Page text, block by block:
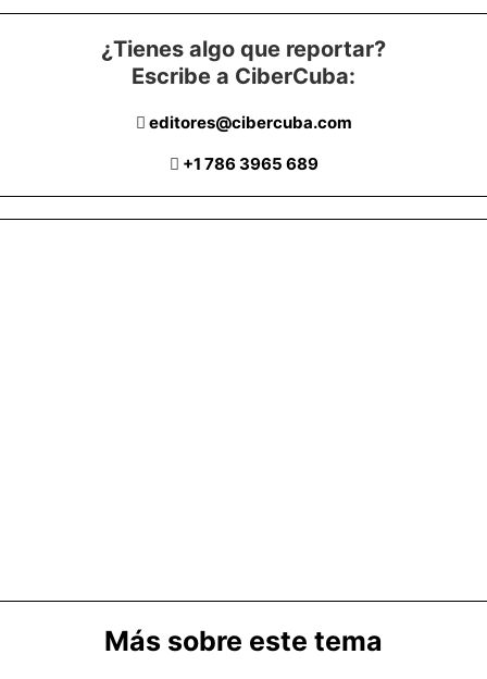
¿Tienes algo que reportar?
Escribe a CiberCuba:
editores@cibercuba.com
+1 786 3965 689
Más sobre este tema